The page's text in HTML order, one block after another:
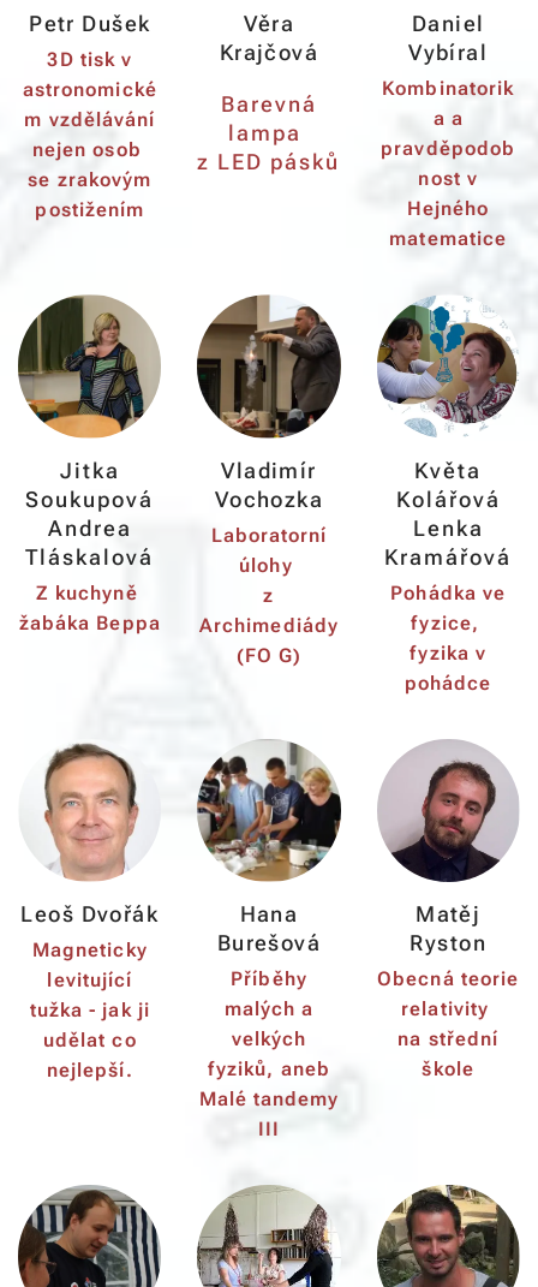
Petr Dušek
3D tisk v
astronomické
m vzdělávání
nejen osob
se zrakovým
postižením
Věra
Krajčová
Barevná
lampa
z LED pásků
Daniel
Vybíral
Kombinatorik
a a
pravděpodob
nost v
Hejného
matematice
Jitka
Soukupová
Andrea
Tláskalová
Z kuchyně
žabáka Beppa
Vladimír
Vochozka
Laboratorní
úlohy
z
Archimediády
(FO G)
Květa
Kolářová
Lenka
Kramářová
Pohádka ve
fyzice,
fyzika v
pohádce
Leoš Dvořák
Magneticky
levitující
tužka - jak ji
udělat co
nejlepší.
Hana
Burešová
Příběhy
malých a
velkých
fyziků, aneb
Malé tandemy
III
Matěj
Ryston
Obecná teorie
relativity
na střední
škole